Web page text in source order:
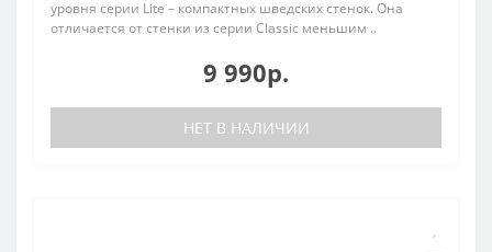
уровня серии Lite – компактных шведских стенок. Она
отличается от стенки из серии Classic меньшим ..
9 990р.
НЕТ В НАЛИЧИИ